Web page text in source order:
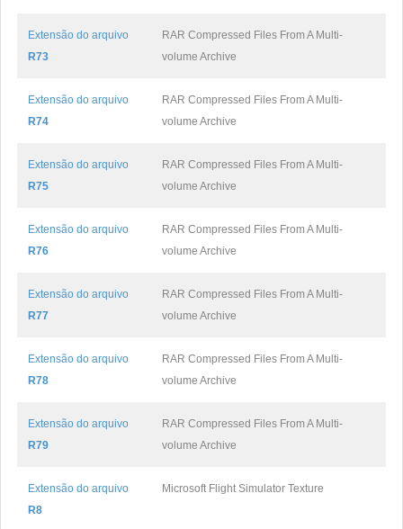
Extensão do arquivo
R73
RAR Compressed Files From A Multi-
volume Archive
Extensão do arquivo
R74
RAR Compressed Files From A Multi-
volume Archive
Extensão do arquivo
R75
RAR Compressed Files From A Multi-
volume Archive
Extensão do arquivo
R76
RAR Compressed Files From A Multi-
volume Archive
Extensão do arquivo
R77
RAR Compressed Files From A Multi-
volume Archive
Extensão do arquivo
R78
RAR Compressed Files From A Multi-
volume Archive
Extensão do arquivo
R79
RAR Compressed Files From A Multi-
volume Archive
Extensão do arquivo
R8
Microsoft Flight Simulator Texture